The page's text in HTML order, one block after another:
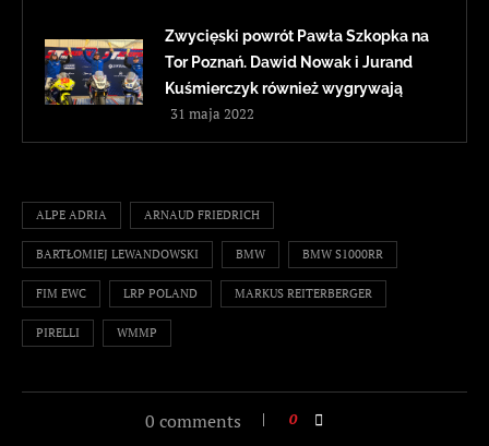
Zwycięski powrót Pawła Szkopka na
Tor Poznań. Dawid Nowak i Jurand
Kuśmierczyk również wygrywają
31 maja 2022
ALPE ADRIA ARNAUD FRIEDRICH
BARTŁOMIEJ LEWANDOWSKI BMW BMW S1000RR
FIM EWC LRP POLAND MARKUS REITERBERGER
PIRELLI WMMP
0 comments 0